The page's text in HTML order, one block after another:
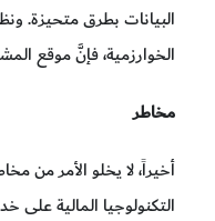
البيانات بطرق متحيزة.
الخوارزمية، فإنَّ موقع
مخاطر
أخيراً، لا يخلو الأمر من
التكنولوجيا المالية على